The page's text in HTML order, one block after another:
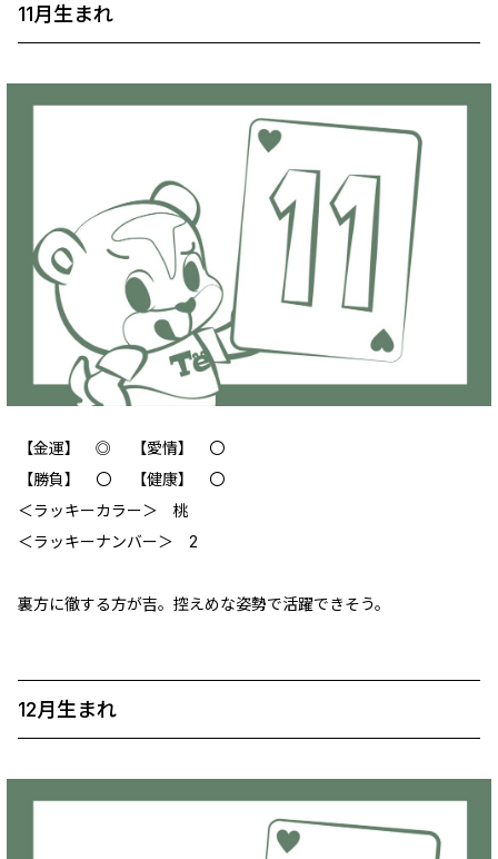
11月生まれ
【金運】 ◎ 【愛情】 〇
【勝負】 〇 【健康】 〇
‪＜ラッキーカラー＞ 桃
＜ラッキーナンバー＞ 2
裏方に徹する方が吉。控えめな姿勢で活躍できそう。
12月生まれ